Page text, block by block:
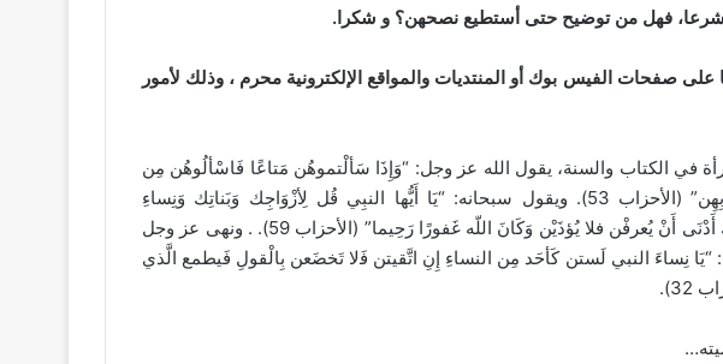
ﻓﻬﻞ ﻣﻦ ﺗﻮﺿﻴﺢ ﺣﺘﻰ ﺃﺳﺘﻄﻴﻊ ﻧﺼﺤﻬﻦ؟ ﻭ ﺷﻜﺮﺍ.
ﻋﻠﻰ ﺻﻔﺤﺎﺕ ﺍﻟﻔﻴﺲ ﺑﻮﻙ ﺃﻭ ﺍﻟﻤﻨﺘﺪﻳﺎﺕ ﻭﺍﻟﻤﻮﺍﻗﻊ ﺍﻹﻟﻜﺘﺮﻭﻧﻴﺔ ﻣﺤﺮﻡ ، ﻭﺫﻟﻚ ﻷﻣﻮﺭ
ﻓﻲ ﺍﻟﻜﺘﺎﺏ ﻭﺍﻟﺴﻨﺔ، يقول ﺍﻟﻠﻪ ﻋﺰ ﻭﺟﻞ: “ﻭَﺇِﺫَﺍ ﺳَﺄﻟْﺘﻤﻮﻫُﻦ ﻣَﺘﺎﻋًﺎ ﻓَﺎﺳْﺄﻟُﻮﻫُﻦ ﻣِﻦ
ﻭَﺭَﺍﺀِ ﺣِﺠﺎﺏٍ ﺫَﻟِﻜﻢ ﺃَﻃْﻬﺮ ﻟِﻘﻠﻮﺑِﻜﻢ ﻭَﻗُﻠﻮﺑِﻬِﻦ” (الأحزاب 53). ويقوﻝ ﺳﺒﺤﺎﻧﻪ: “ﻳَﺎ ﺃَﻳُّﻬﺎ ﺍﻟﻨﺒِﻲ ﻗُﻞ ﻟِﺄﺯْﻭَﺍﺟِﻚ ﻭَﺑَﻨﺎﺗِﻚ ﻭَﻧِﺴﺎﺀِ
ﺍﻟْﻤُﺆﻣِﻨﻴﻦ ﻳُﺪﻧِﻴﻦ ﻋَﻠﻴﻬﻦ ﻣِﻦ ﺟَﻠﺎﺑِﻴﺒﻬﻦ ﺫَﻟِﻚ ﺃَﺩْﻧَﻰ ﺃَﻥْ ﻳُﻌﺮﻓْﻦ فلا ﻳُﺆﺫَﻳْﻦ ﻭَﻛَﺎﻥَ ﺍﻟﻠّﻪ ﻏَﻔﻮﺭًﺍ ﺭَﺣِﻴﻤﺎ” (ﺍﻷﺣﺰﺍﺏ 59). . ﻭﻧﻬﻰ ﻋﺰ ﻭﺟﻞ
ﻧِﺴﺎﺀَ ﺍﻟﻨﺒﻲ ﻟَﺴﺘﻦ ﻛَﺄﺣَﺪ ﻣِﻦ ﺍﻟﻨﺴﺎﺀِ ﺇِﻥِ ﺍﺗَّﻘﻴﺘﻦ ﻓَلا ﺗَﺨﻀَﻌﻦ ﺑِﺎﻟْﻘﻮﻝِ ﻓَﻴﻄﻤﻊ ﺍﻟَّﺬﻱ